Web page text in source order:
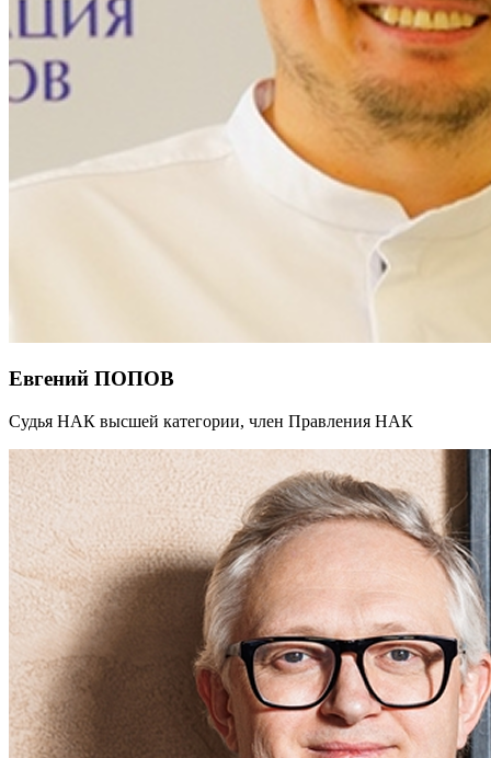
Евгений ПОПОВ
Судья НАК высшей категории, член Правления НАК